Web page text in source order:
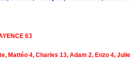
63
Mattéo 4, Charles 13, Adam 2, Enzo 4,